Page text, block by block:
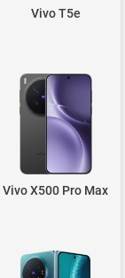
Vivo T5e
Vivo X500 Pro Max